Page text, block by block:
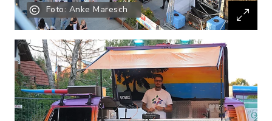
Foto: Anke Maresch